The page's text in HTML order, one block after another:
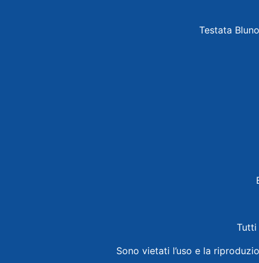
Testata
Tutti
Sono vietati l’uso e la